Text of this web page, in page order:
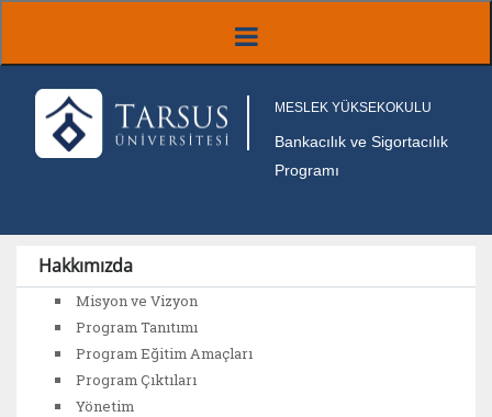
MESLEK YÜKSEKOKULU
Bankacılık ve Sigortacılık
Programı
Hakkımızda
Misyon ve Vizyon
Program Tanıtımı
Program Eğitim Amaçları
Program Çıktıları
Yönetim